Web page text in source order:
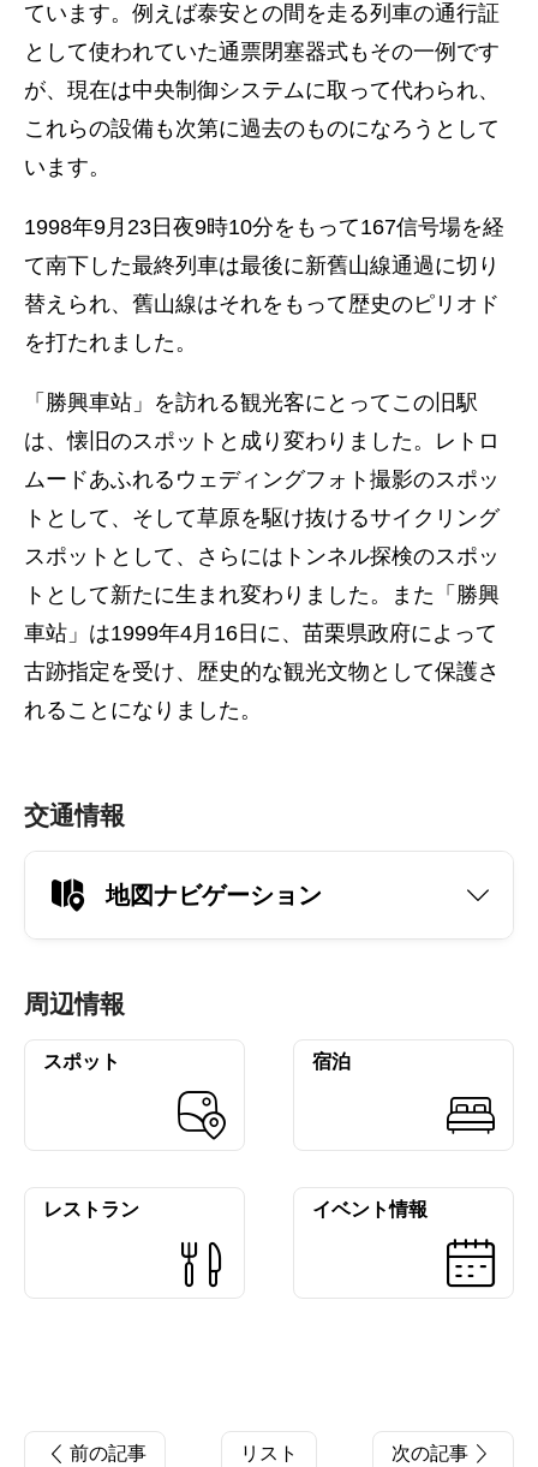
ています。例えば泰安との間を走る列車の通行証
として使われていた通票閉塞器式もその一例です
が、現在は中央制御システムに取って代わられ、
これらの設備も次第に過去のものになろうとして
います。
1998年9月23日夜9時10分をもって167信号場を経
て南下した最終列車は最後に新舊山線通過に切り
替えられ、舊山線はそれをもって歴史のピリオド
を打たれました。
「勝興車站」を訪れる観光客にとってこの旧駅
は、懐旧のスポットと成り変わりました。レトロ
ムードあふれるウェディングフォト撮影のスポッ
トとして、そして草原を駆け抜けるサイクリング
スポットとして、さらにはトンネル探検のスポッ
トとして新たに生まれ変わりました。また「勝興
車站」は1999年4月16日に、苗栗県政府によって
古跡指定を受け、歴史的な観光文物として保護さ
れることになりました。
交通情報
地図ナビゲーション
周辺情報
スポット 宿泊
レストラン イベント情報
前の記事 リスト 次の記事